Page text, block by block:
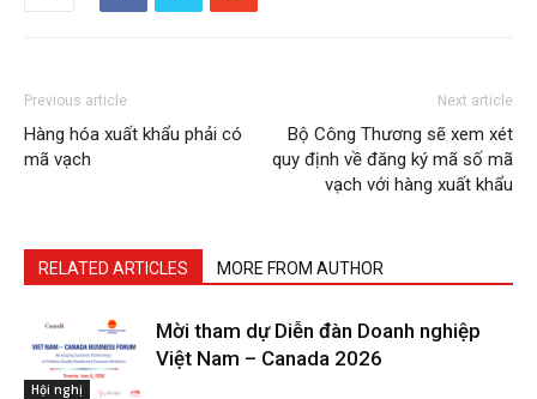
Previous article
Hàng hóa xuất khẩu phải có
mã vạch
Next article
Bộ Công Thương sẽ xem xét
quy định về đăng ký mã số mã
vạch với hàng xuất khẩu
RELATED ARTICLES MORE FROM AUTHOR
Hội nghị
Mời tham dự Diễn đàn Doanh nghiệp
Việt Nam – Canada 2026